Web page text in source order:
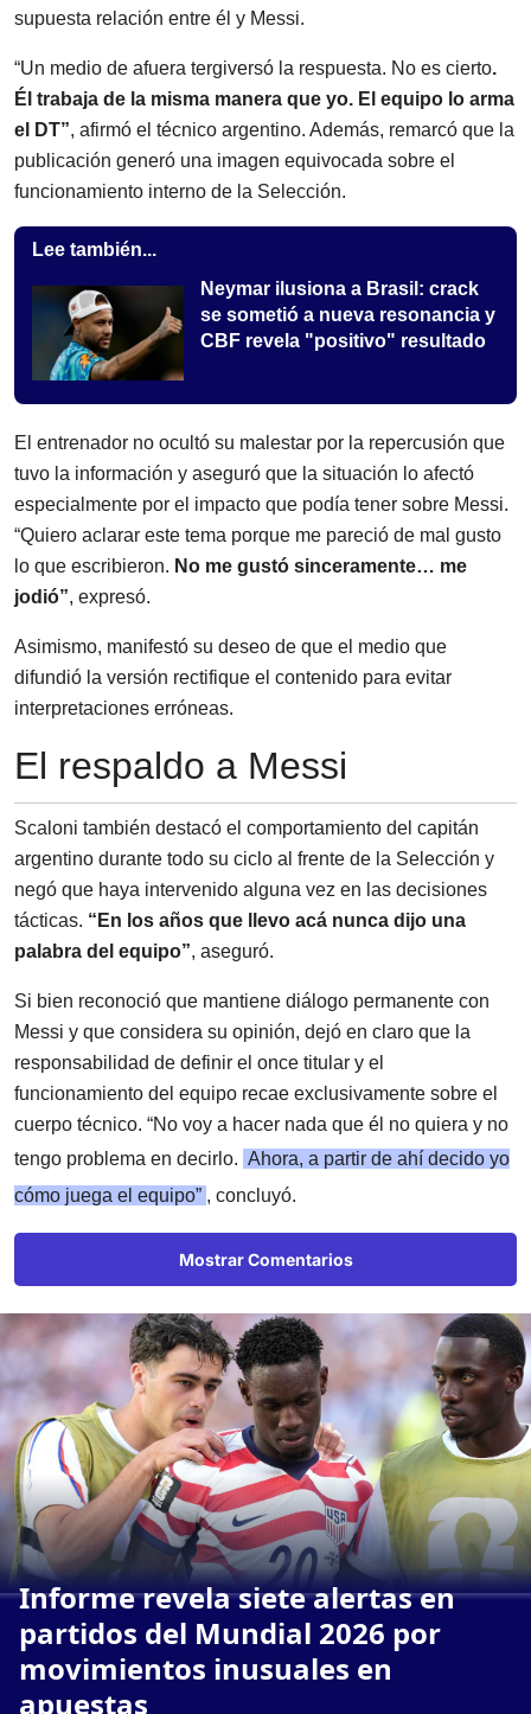
supuesta relación entre él y Messi.
“Un medio de afuera tergiversó la respuesta. No es cierto.
Él trabaja de la misma manera que yo. El equipo lo arma
el DT”, afirmó el técnico argentino. Además, remarcó que la
publicación generó una imagen equivocada sobre el
funcionamiento interno de la Selección.
Lee también...
Neymar ilusiona a Brasil: crack
se sometió a nueva resonancia y
CBF revela "positivo" resultado
El entrenador no ocultó su malestar por la repercusión que
tuvo la información y aseguró que la situación lo afectó
especialmente por el impacto que podía tener sobre Messi.
“Quiero aclarar este tema porque me pareció de mal gusto
lo que escribieron. No me gustó sinceramente… me
jodió”, expresó.
Asimismo, manifestó su deseo de que el medio que
difundió la versión rectifique el contenido para evitar
interpretaciones erróneas.
El respaldo a Messi
Scaloni también destacó el comportamiento del capitán
argentino durante todo su ciclo al frente de la Selección y
negó que haya intervenido alguna vez en las decisiones
tácticas. “En los años que llevo acá nunca dijo una
palabra del equipo”, aseguró.
Si bien reconoció que mantiene diálogo permanente con
Messi y que considera su opinión, dejó en claro que la
responsabilidad de definir el once titular y el
funcionamiento del equipo recae exclusivamente sobre el
cuerpo técnico. “No voy a hacer nada que él no quiera y no
tengo problema en decirlo. Ahora, a partir de ahí decido yo
cómo juega el equipo” , concluyó.
Mostrar Comentarios
Informe revela siete alertas en
partidos del Mundial 2026 por
movimientos inusuales en
apuestas